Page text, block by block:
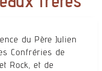
du Père Julien
Confréries de
Rock, et de